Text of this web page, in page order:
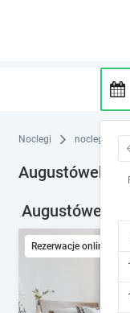
e
s
s
d
o
Noclegi noclegi
Augustówek -
Augustówek -
Rezerwacje online